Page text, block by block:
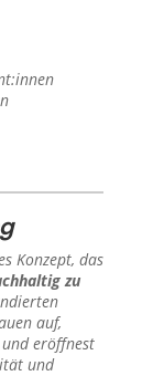
Konzept, das
zu
auf,
eröffnest
und